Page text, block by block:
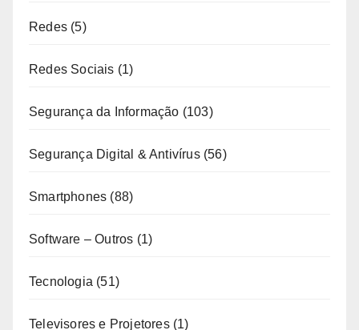
Redes (5)
Redes Sociais (1)
Segurança da Informação (103)
Segurança Digital & Antivírus(56)
Smartphones (88)
Software – Outros (1)
Tecnologia (51)
Televisores e Projetores(1)